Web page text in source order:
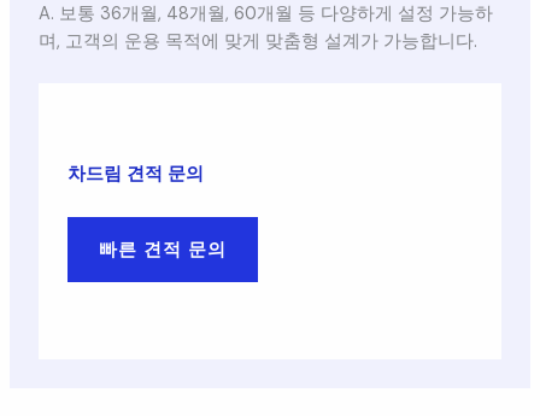
A. 보통 36개월, 48개월, 60개월 등 다양하게 설정 가능하
며, 고객의 운용 목적에 맞게 맞춤형 설계가 가능합니다.
차드림 견적 문의
빠른 견적 문의